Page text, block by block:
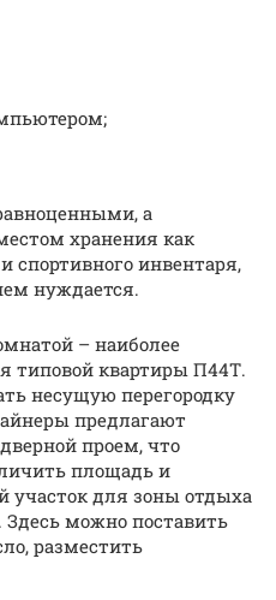
а
хранения как
спортивного инвентаря,
нуждается.
– наиболее
типовой квартиры П44Т.
несущую перегородку
предлагают
проем, что
площадь и
участок для зоны отдыха
можно поставить
разместить